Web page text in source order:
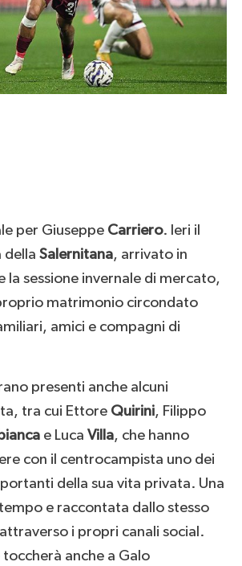
per Giuseppe Carriero. Ieri il
della Salernitana, arrivato in
la sessione invernale di mercato,
matrimonio circondato
amici e compagni di
presenti anche alcuni
tra cui Ettore Quirini, Filippo
e Luca Villa, che hanno
con il centrocampista uno dei
della sua vita privata. Una
e raccontata dallo stesso
i propri canali social.
anche a Galo